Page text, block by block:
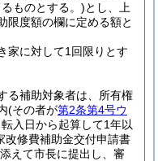
ものとする。)とし、上
限度額の欄に定める額と
家に対して1回限りとす
る補助対象者は、所有権
(その者が第2条第4号ウ
入日から起算して1年以
改修費補助金交付申請書
えて市長に提出し、審